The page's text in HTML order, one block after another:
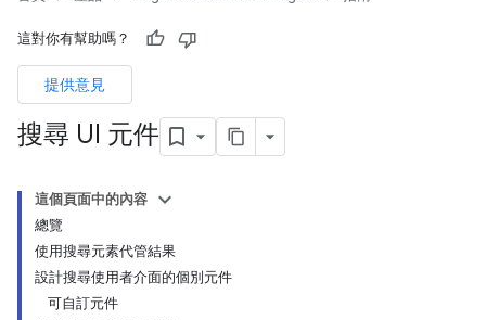
這對你有幫助嗎？
提供意見
搜尋 UI 元件
這個頁面中的內容
總覽
使用搜尋元素代管結果
設計搜尋使用者介面的個別元件
可自訂元件